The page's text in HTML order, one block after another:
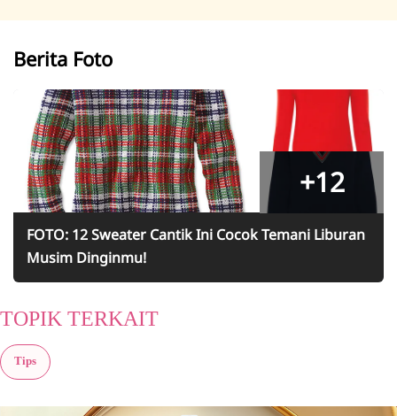
Berita Foto
+12
FOTO: 12 Sweater Cantik Ini Cocok Temani Liburan
Musim Dinginmu!
TOPIK TERKAIT
Tips